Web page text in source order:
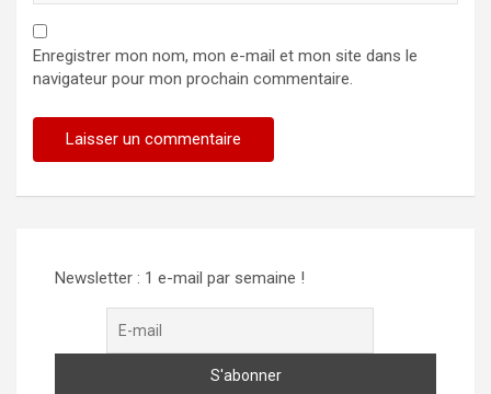
Enregistrer mon nom, mon e-mail et mon site dans le
navigateur pour mon prochain commentaire.
Newsletter : 1 e-mail par semaine !